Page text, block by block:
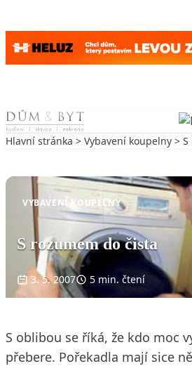
Skip to content
Hlavní stránka > Vybavení koupelny >
VYBAVENÍ KOUPELNY
S rozumem do čista
3. 5. 2007 5 min. čtení
S oblibou se říká, že kdo moc
přebere. Pořekadla mají sice